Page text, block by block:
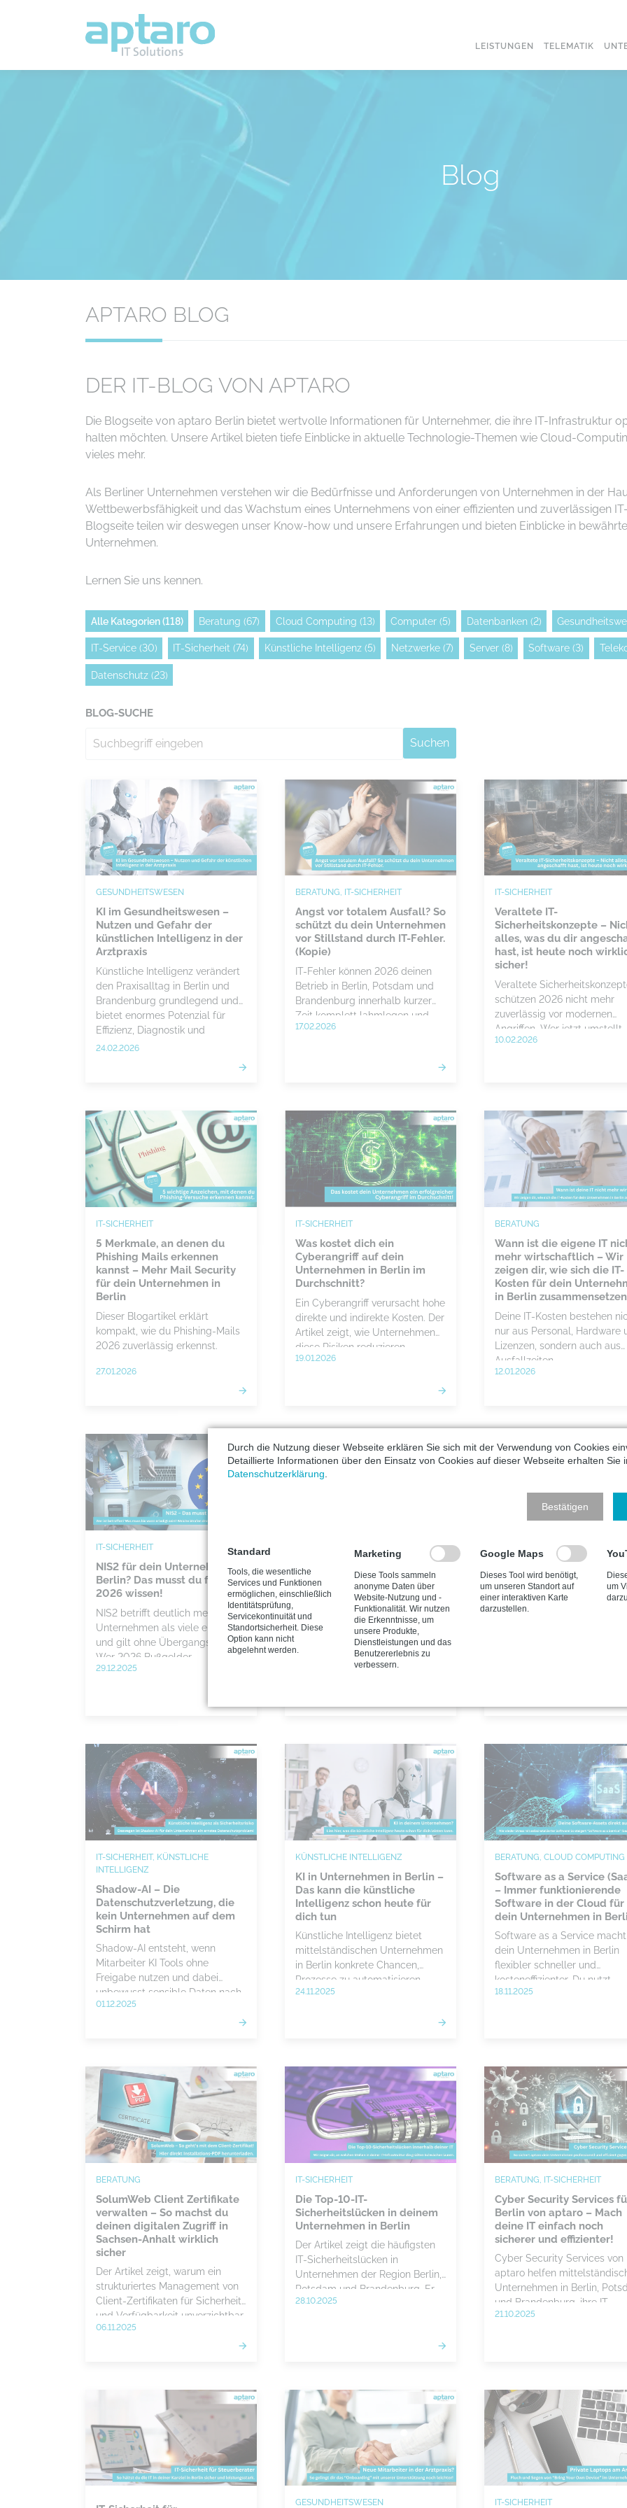
LEISTUNGEN TELEMATIK
Blog
APTARO BLOG
DER IT-BLOG VON APTARO
Die Blogseite von aptaro Berlin bietet wertvolle Informationen für Unternehmer, die ihre IT-Infrastruktur
halten möchten. Unsere Artikel bieten tiefe Einblicke in aktuelle Technologie-Themen wie Cloud-
vieles mehr.
Als Berliner Unternehmen verstehen wir die Bedürfnisse und Anforderungen von Unternehmen in der
Wettbewerbsfähigkeit und das Wachstum eines Unternehmens von einer effizienten und zuverlässigen
Blogseite teilen wir deswegen unser Know-how und unsere Erfahrungen und bieten Einblicke in
Unternehmen.
Lernen Sie uns kennen.
Alle Kategorien (118) Beratung (67) Cloud Computing (13) Computer (5) Datenbanken (2)
IT-Service (30) IT-Sicherheit (74) Künstliche Intelligenz (5) Netzwerke (7) Server (8) Software (3)
Datenschutz (23)
BLOG-SUCHE
Suchen
GESUNDHEITSWESEN
KI im Gesundheitswesen –
Nutzen und Gefahr der
künstlichen Intelligenz in der
Arztpraxis
Künstliche Intelligenz verändert
den Praxisalltag in Berlin und
Brandenburg grundlegend und
bietet enormes Potenzial für
Effizienz, Diagnostik und
Organisation. Gleichzeitig
24.02.2026
BERATUNG, IT-SICHERHEIT
Angst vor totalem Ausfall? So
schützt du dein Unternehmen
vor Stillstand durch IT-Fehler.
(Kopie)
IT-Fehler können 2026 deinen
Betrieb in Berlin, Potsdam und
Brandenburg innerhalb kurzer
Zeit komplett lahmlegen und
hohe Kosten verursachen. Mit
17.02.2026
IT-SICHERHEIT
Veraltete IT-
Sicherheitskonzepte –
alles, was du dir
hast, ist heute noch
sicher!
Veraltete
schützen 2026 nicht mehr
zuverlässig vor modernen
Angriffen. Wer jetzt umstellt,
reduziert Risiken und bleibt
10.02.2026
IT-SICHERHEIT
5 Merkmale, an denen du
Phishing Mails erkennen
kannst – Mehr Mail Security
für dein Unternehmen in
Berlin
Dieser Blogartikel erklärt
kompakt, wie du Phishing-Mails
2026 zuverlässig erkennst.
27.01.2026
IT-SICHERHEIT
Was kostet dich ein
Cyberangriff auf dein
Unternehmen in Berlin im
Durchschnitt?
Ein Cyberangriff verursacht hohe
direkte und indirekte Kosten. Der
Artikel zeigt, wie Unternehmen
diese Risiken reduzieren.
19.01.2026
BERATUNG
Wann ist die eigene IT
mehr wirtschaftlich – Wir
zeigen dir, wie sich die IT-
Kosten für dein
in Berlin zusammensetzen
Deine IT-Kosten bestehen
nur aus Personal, Hardware
Lizenzen, sondern auch aus
Ausfallzeiten,
Sicherheitsaufwand und
die wirtschaftlichere Lösung.
12.01.2026
IT-SICHERHEIT
NIS2 für dein Unternehmen in
Berlin? Das musst du für
2026 wissen!
NIS2 betrifft deutlich mehr
Unternehmen als viele erwarten
und gilt ohne Übergangsfrist.
Wer 2026 Bußgelder,
Haftungsrisiken und Probleme in
29.12.2025
CEO-Fraud – So schützt du
dein Unternehmen in der
Region Berlin vor der
perfiden Betrugsmasche
CEO-Fraud nutzt
psychologischen Druck,
gefälschte Identitäten und
technische Schwachstellen, um
verleiten. Mit klaren Prozessen,
professionellen Managed-
Security-Lösungen lässt sich
dieses Risiko wirksam
kontrollieren.
Unternehmen in Berlin
Potsdam
2026 bringt mit NIS2, dem
Betrieb stabil hältst.
IT-SICHERHEIT, KÜNSTLICHE
INTELLIGENZ
Shadow-AI – Die
Datenschutzverletzung, die
kein Unternehmen auf dem
Schirm hat
Shadow-AI entsteht, wenn
Mitarbeiter KI Tools ohne
Freigabe nutzen und dabei
unbewusst sensible Daten nach
außen tragen. Unternehmen
Geschäftsgeheimnisse, wenn sie
keine klare KIGovernance
etablieren.
01.12.2025
KÜNSTLICHE INTELLIGENZ
KI in Unternehmen in Berlin –
Das kann die künstliche
Intelligenz schon heute für
dich tun
Künstliche Intelligenz bietet
mittelständischen Unternehmen
in Berlin konkrete Chancen,
Prozesse zu automatisieren,
Kosten zu senken und
sichert sich nachhaltige
Wettbewerbsvorteile.
24.11.2025
BERATUNG, CLOUD COMPUTING
Software as a Service
– Immer funktionierende
Software in der Cloud für
dein Unternehmen in
Software as a Service macht
dein Unternehmen in Berlin
flexibler schneller und
kosteneffizienter. Du nutzt
moderne Anwendungen direkt
deutlich steigen.
18.11.2025
BERATUNG
SolumWeb Client Zertifikate
verwalten – So machst du
deinen digitalen Zugriff in
Sachsen-Anhalt wirklich
sicher
Der Artikel zeigt, warum ein
strukturiertes Management von
Client-Zertifikaten für Sicherheit
und Verfügbarkeit unverzichtbar
ist. Durch klare Prozesse und
06.11.2025
IT-SICHERHEIT
Die Top-10-IT-
Sicherheitslücken in deinem
Unternehmen in Berlin
Der Artikel zeigt die häufigsten
IT-Sicherheitslücken in
Unternehmen der Region Berlin,
Potsdam und Brandenburg. Er
erklärt, wie du sie mit klaren
28.10.2025
BERATUNG, IT-SICHERHEIT
Cyber Security Services
Berlin von aptaro – Mach
deine IT einfach noch
sicherer und effizienter!
Cyber Security Services von
aptaro helfen
Unternehmen in Berlin,
und Brandenburg, ihre IT-
Systeme vor Angriffen zu
Betreuung und moderne
Technologien sorgt aptaro
Stabilität, Vertrauen und
Widerstandsfähigkeit.
21.10.2025
GESUNDHEITSWESEN IT-SICHERHEIT
Durch die Nutzung dieser Webseite erklären Sie sich mit der Verwendung von Cookies
Detaillierte Informationen über den Einsatz von Cookies auf dieser Webseite erhalten Sie
Datenschutzerklärung.
Bestätigen
Standard
Tools, die wesentliche
Services und Funktionen
ermöglichen, einschließlich
Identitätsprüfung,
Servicekontinuität und
Standortsicherheit. Diese
Option kann nicht
abgelehnt werden.
Marketing
Diese Tools sammeln
anonyme Daten über
Website-Nutzung und -
Funktionalität. Wir nutzen
die Erkenntnisse, um
unsere Produkte,
Dienstleistungen und das
Benutzererlebnis zu
verbessern.
Google Maps
Dieses Tool wird benötigt,
um unseren Standort auf
einer interaktiven Karte
darzustellen.
um